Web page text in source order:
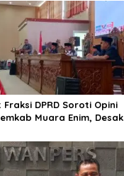
Fraksi DPRD Soroti Opini
Muara Enim, Desak